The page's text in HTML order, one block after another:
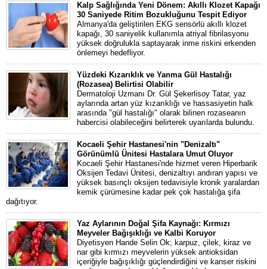
Kalp Sağlığında Yeni Dönem: Akıllı Klozet Kapağı
30 Saniyede Ritim Bozukluğunu Tespit Ediyor
Almanya'da geliştirilen EKG sensörlü akıllı klozet
kapağı, 30 saniyelik kullanımla atriyal fibrilasyonu
yüksek doğrulukla saptayarak inme riskini erkenden
önlemeyi hedefliyor.
Yüzdeki Kızarıklık ve Yanma Gül Hastalığı
(Rozasea) Belirtisi Olabilir
Dermatoloji Uzmanı Dr. Gül Şekerlisoy Tatar, yaz
aylarında artan yüz kızarıklığı ve hassasiyetin halk
arasında "gül hastalığı" olarak bilinen rozaseanın
habercisi olabileceğini belirterek uyarılarda bulundu.
Kocaeli Şehir Hastanesi'nin "Denizaltı"
Görünümlü Ünitesi Hastalara Umut Oluyor
Kocaeli Şehir Hastanesi'nde hizmet veren Hiperbarik
Oksijen Tedavi Ünitesi, denizaltıyı andıran yapısı ve
yüksek basınçlı oksijen tedavisiyle kronik yaralardan
kemik çürümesine kadar pek çok hastalığa şifa
dağıtıyor.
Yaz Aylarının Doğal Şifa Kaynağı: Kırmızı
Meyveler Bağışıklığı ve Kalbi Koruyor
Diyetisyen Hande Selin Ok; karpuz, çilek, kiraz ve
nar gibi kırmızı meyvelerin yüksek antioksidan
içeriğiyle bağışıklığı güçlendirdiğini ve kanser riskini